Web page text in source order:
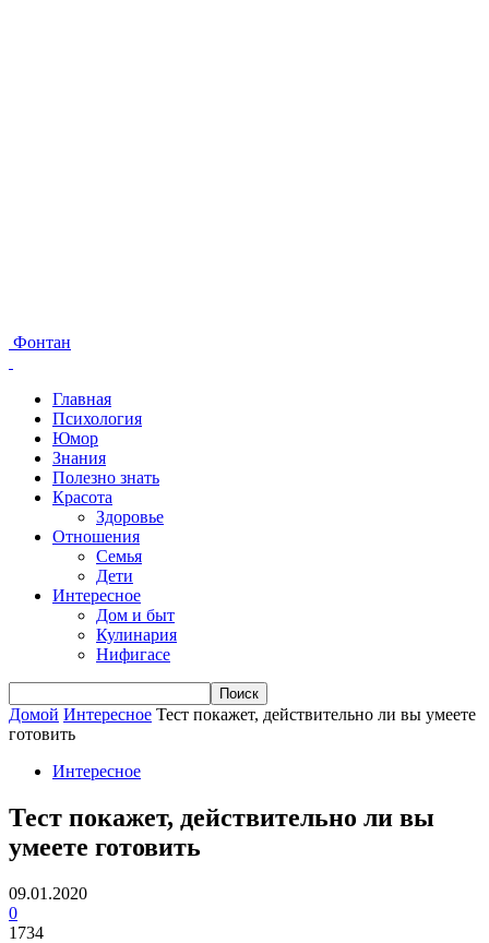
Фонтан
Главная
Психология
Юмор
Знания
Полезно знать
Красота
Здоровье
Отношения
Семья
Дети
Интересное
Дом и быт
Кулинария
Нифигасе
Домой Интересное Тест покажет, действительно ли вы умеете
готовить
Интересное
Тест покажет, действительно ли вы
умеете готовить
09.01.2020
0
1734